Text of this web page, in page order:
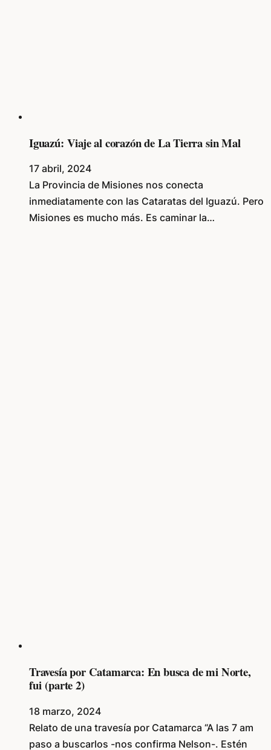
Iguazú: Viaje al corazón de La Tierra sin Mal
17 abril, 2024
La Provincia de Misiones nos conecta
inmediatamente con las Cataratas del Iguazú. Pero
Misiones es mucho más. Es caminar la…
Travesía por Catamarca: En busca de mi Norte,
fui (parte 2)
18 marzo, 2024
Relato de una travesía por Catamarca “A las 7 am
paso a buscarlos -nos confirma Nelson-. Estén